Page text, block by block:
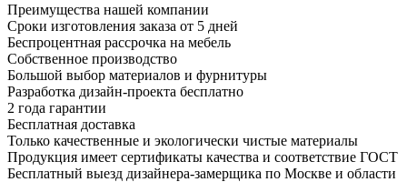
Преимущества нашей компании
Сроки изготовления заказа от 5 дней
Беспроцентная рассрочка на мебель
Собственное производство
Большой выбор материалов и фурнитуры
Разработка дизайн-проекта бесплатно
2 года гарантии
Бесплатная доставка
Только качественные и экологически чистые материалы
Продукция имеет сертификаты качества и соответствие ГОСТ
Бесплатный выезд дизайнера-замерщика по Москве и области